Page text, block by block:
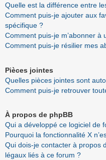
Quelle est la différence entre
Comment puis-je ajouter aux
spécifique ?
Comment puis-je m’abonner à
Comment puis-je résilier mes
Pièces jointes
Quelles pièces jointes sont
Comment puis-je retrouver
À propos de phpBB
Qui a développé ce logiciel de
Pourquoi la fonctionnalité X
Qui dois-je contacter à propos
légaux liés à ce forum ?